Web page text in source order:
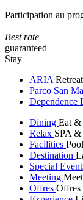
Participation au
Best rate
guaranteed
Stay
ARIA
Parco San
Dependence
Dining Eat
Relax SPA &
Facilities
Destination
Special
Meeting
Offres Offres